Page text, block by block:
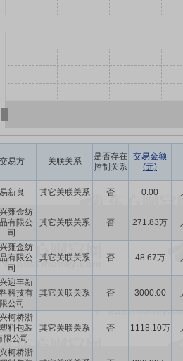
交易方 关联关系
是否存在
控制关系
交易金额
(元)
易新良 其它关联关系 否 0.00
雍金纺
有限公
司
其它关联关系 否 271.83万
雍金纺
有限公
司
其它关联关系 否 48.67万
迎丰新
科技有
限公司
其它关联关系 否 3000.00
柯桥浙
料包装
限公司
其它关联关系 否 1118.10万
柯桥浙